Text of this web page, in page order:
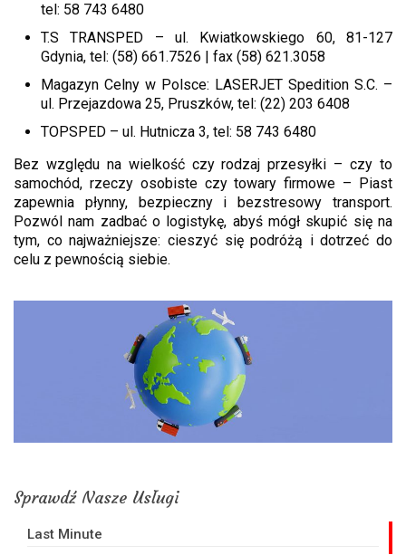
tel: 58 743 6480
T.S TRANSPED – ul. Kwiatkowskiego 60, 81-127
Gdynia, tel: (58) 661.7526 | fax (58) 621.3058
Magazyn Celny w Polsce: LASERJET Spedition S.C. –
ul. Przejazdowa 25, Pruszków, tel: (22) 203 6408
TOPSPED – ul. Hutnicza 3, tel: 58 743 6480
Bez względu na wielkość czy rodzaj przesyłki – czy to
samochód, rzeczy osobiste czy towary firmowe – Piast
zapewnia płynny, bezpieczny i bezstresowy transport.
Pozwól nam zadbać o logistykę, abyś mógł skupić się na
tym, co najważniejsze: cieszyć się podróżą i dotrzeć do
celu z pewnością siebie.
Sprawdź Nasze Usługi
Last Minute